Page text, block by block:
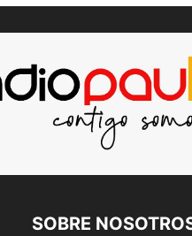
SOBRE